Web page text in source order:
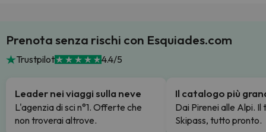
Prenota senza rischi con Esquiades.com
Trustpilot 4.4/5
Leader nei viaggi sulla neve
L'agenzia di sci n°1. Offerte che
non troverai altrove.
Il catalogo più
Dai Pirenei alle Alpi. Il
Skipass, tutto pronto.